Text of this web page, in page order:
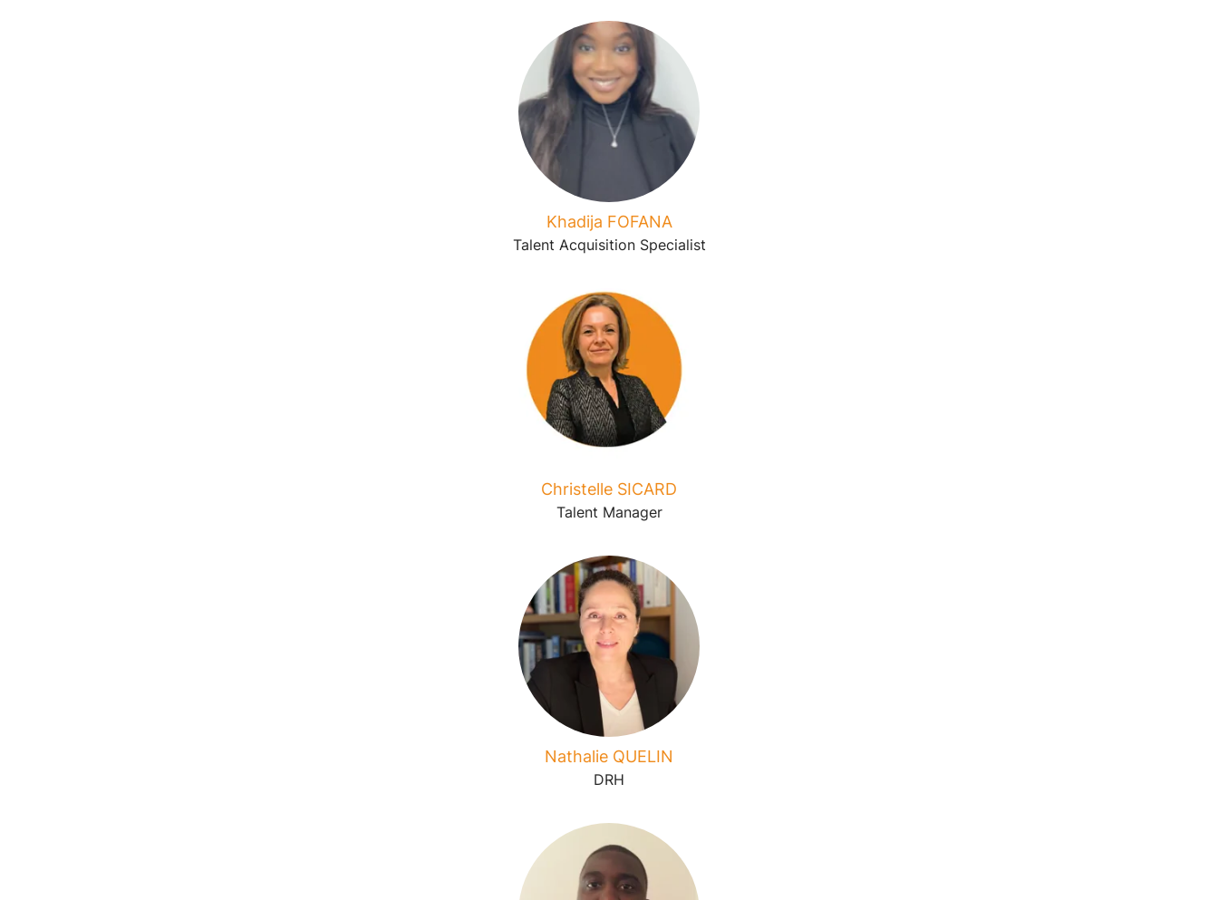
Khadija FOFANA
Talent Acquisition Specialist
Christelle SICARD
Talent Manager
Nathalie QUELIN
DRH